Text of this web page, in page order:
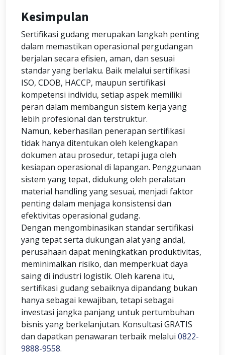
Kesimpulan
Sertifikasi gudang merupakan langkah penting
dalam memastikan operasional pergudangan
berjalan secara efisien, aman, dan sesuai
standar yang berlaku. Baik melalui sertifikasi
ISO, CDOB, HACCP, maupun sertifikasi
kompetensi individu, setiap aspek memiliki
peran dalam membangun sistem kerja yang
lebih profesional dan terstruktur.
Namun, keberhasilan penerapan sertifikasi
tidak hanya ditentukan oleh kelengkapan
dokumen atau prosedur, tetapi juga oleh
kesiapan operasional di lapangan. Penggunaan
sistem yang tepat, didukung oleh peralatan
material handling yang sesuai, menjadi faktor
penting dalam menjaga konsistensi dan
efektivitas operasional gudang.
Dengan mengombinasikan standar sertifikasi
yang tepat serta dukungan alat yang andal,
perusahaan dapat meningkatkan produktivitas,
meminimalkan risiko, dan memperkuat daya
saing di industri logistik. Oleh karena itu,
sertifikasi gudang sebaiknya dipandang bukan
hanya sebagai kewajiban, tetapi sebagai
investasi jangka panjang untuk pertumbuhan
bisnis yang berkelanjutan. Konsultasi GRATIS
dan dapatkan penawaran terbaik melalui 0822-
9888-9558.